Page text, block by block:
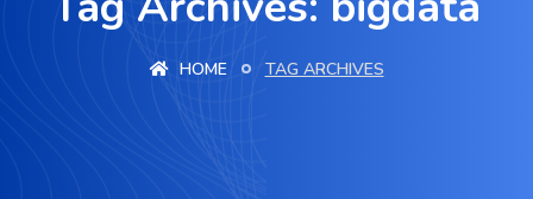
HOME TAG ARCHIVES